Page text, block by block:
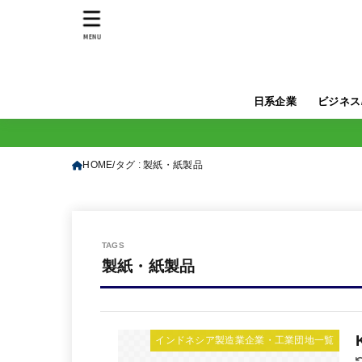
日系企業 ビジネ
MENU
HOME タグ : 製紙・紙製品
製紙・紙製品
インドネシア製造業企業・工業団地一覧